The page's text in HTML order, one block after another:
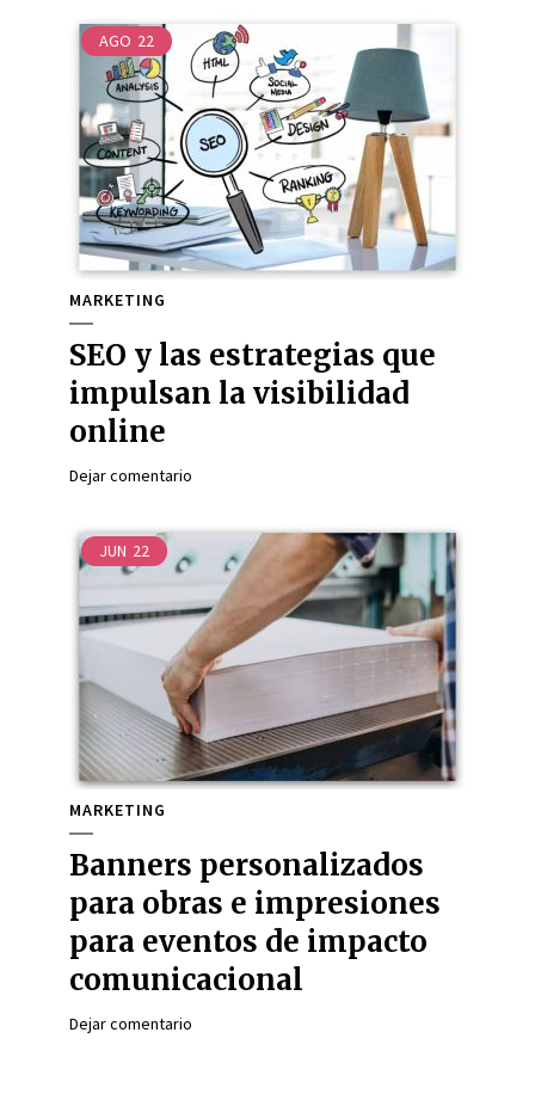
AGO 22
MARKETING
SEO y las estrategias que
impulsan la visibilidad
online
Dejar comentario
JUN 22
MARKETING
Banners personalizados
para obras e impresiones
para eventos de impacto
comunicacional
Dejar comentario